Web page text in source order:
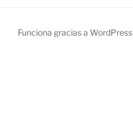
Funciona gracias a WordPress